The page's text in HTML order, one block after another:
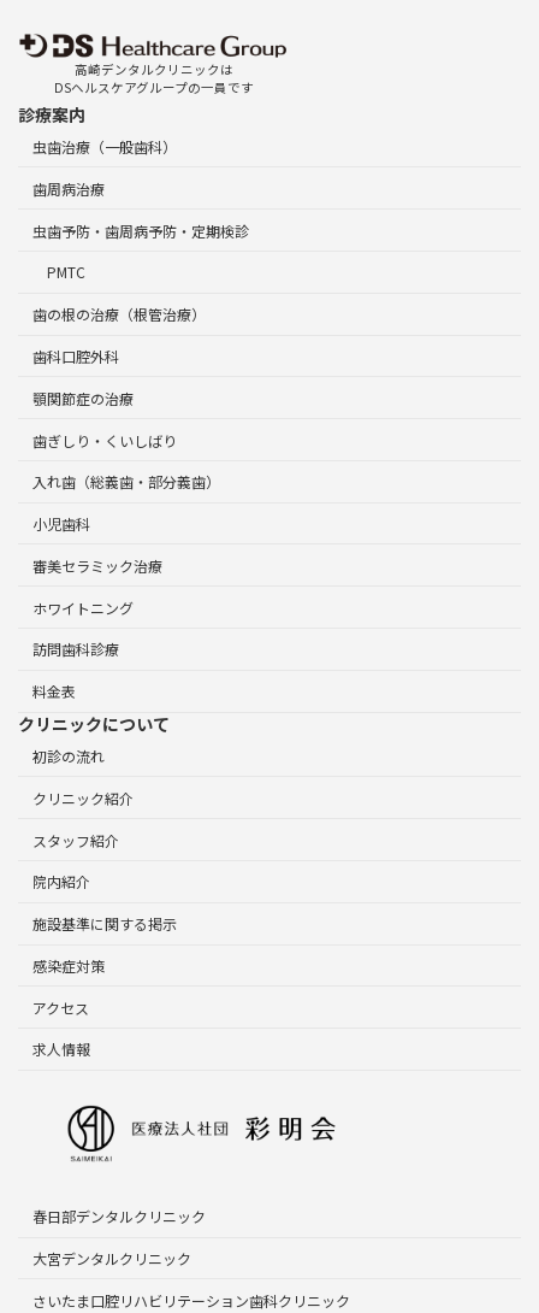
高崎デンタルクリニックは
DSヘルスケアグループの一員です
診療案内
虫歯治療（一般歯科）
歯周病治療
虫歯予防・歯周病予防・定期検診
PMTC
歯の根の治療（根管治療）
歯科口腔外科
顎関節症の治療
歯ぎしり・くいしばり
入れ歯（総義歯・部分義歯）
小児歯科
審美セラミック治療
ホワイトニング
訪問歯科診療
料金表
クリニックについて
初診の流れ
クリニック紹介
スタッフ紹介
院内紹介
施設基準に関する掲示
感染症対策
アクセス
求人情報
春日部デンタルクリニック
大宮デンタルクリニック
さいたま口腔リハビリテーション歯科クリニック